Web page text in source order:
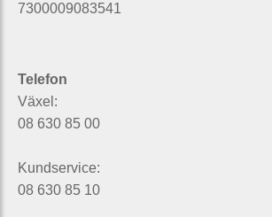
7300009083541
Telefon
Växel:
08 630 85 00
Kundservice:
08 630 85 10